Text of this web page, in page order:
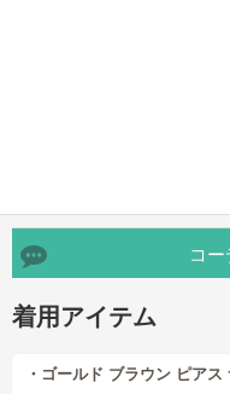
コ
着用アイテム
・ゴールド ブラウン ピア